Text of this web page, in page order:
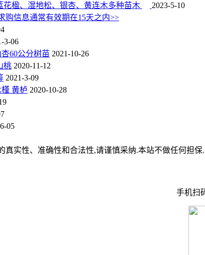
楹、湿地松、银杏、黄连木多种苗木
2023-5-10
购信息通常有效期在15天之内>>
3-06
60公分树苗 2021-10-26
桃 2020-11-12
2021-3-09
黄栌 2020-10-28
05
真实性、准确性和合法性,请谨慎采纳.本站不做任何担保.
手机扫